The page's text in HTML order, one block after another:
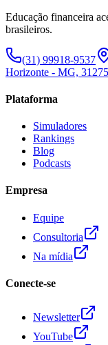
Educação financeira
brasileiros.
(31) 99918-9537
Horizonte - MG,
Plataforma
Simuladores
Rankings
Blog
Podcasts
Empresa
Equipe
Consultoria
Na mídia
Conecte-se
Newsletter
YouTube